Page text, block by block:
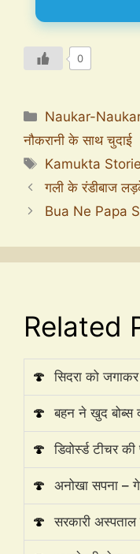
0
Naukar-
नौकरानी के साथ चुदाई
Kamukta
गली के रंडीबाज
Bua Ne Papa
Related
🍄 सिदरा को जगाकर
🍄 बहन ने खुद बोब्स
🍄 डिवोर्स्ड टीचर की
🍄 अनोखा सपना –
🍄 सरकारी